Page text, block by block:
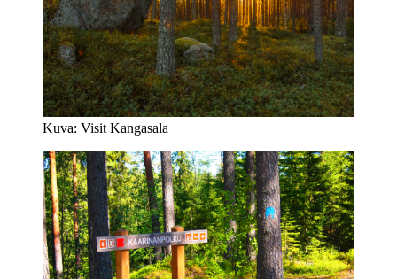
Kuva: Visit Kangasala